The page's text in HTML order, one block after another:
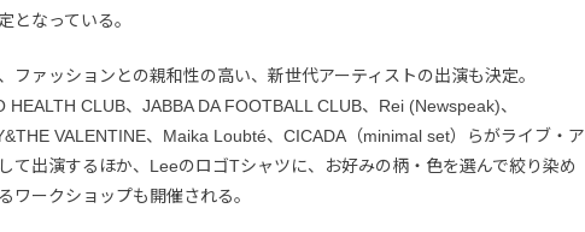
となっている。
ファッションとの親和性の高い、新世代アーティストの出演も決定。
HEALTH CLUB、JABBA DA FOOTBALL CLUB、Rei (Newspeak)、
VALENTINE、Maika Loubté、CICADA（minimal set）らがライブ・ア
て出演するほか、LeeのロゴTシャツに、お好みの柄・色を選んで絞り染め
ワークショップも開催される。